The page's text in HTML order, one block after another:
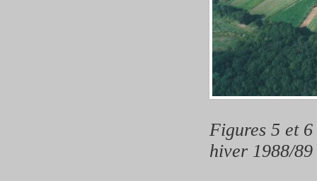
Figures 5 et
hiver 1988/